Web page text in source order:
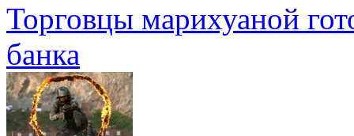
Торговцы марихуаной
банка